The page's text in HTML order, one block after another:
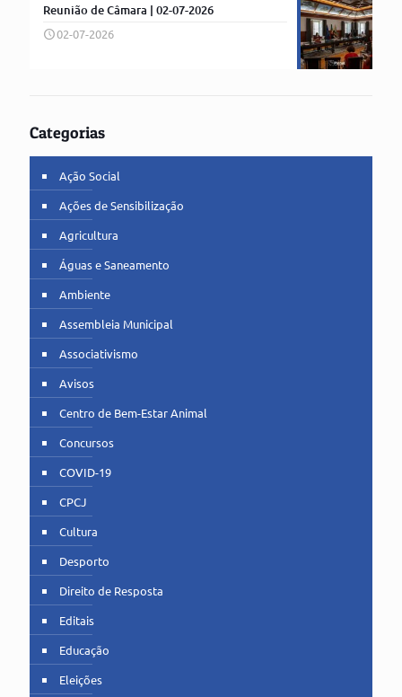
Reunião de Câmara | 02-07-2026
02-07-2026
Categorias
Ação Social
Ações de Sensibilização
Agricultura
Águas e Saneamento
Ambiente
Assembleia Municipal
Associativismo
Avisos
Centro de Bem-Estar Animal
Concursos
COVID-19
CPCJ
Cultura
Desporto
Direito de Resposta
Editais
Educação
Eleições